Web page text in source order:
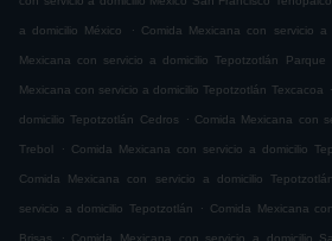
a domicilio México . Comida Mexicana con servicio a
Mexicana con servicio a domicilio Tepotzotlán Parque
Mexicana con servicio a domicilio Tepotzotlán Texcacoa .
domicilio Tepotzotlán Cedros . Comida Mexicana con
Trebol . Comida Mexicana con servicio a domicilio
Comida Mexicana con servicio a domicilio
servicio a domicilio Tepotzotlán . Comida Mexicana
Brisas . Comida Mexicana con servicio a domicilio